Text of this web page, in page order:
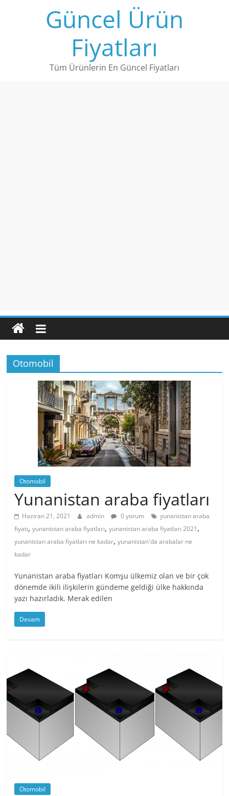
Güncel Ürün
Fiyatları
Tüm Ürünlerin En Güncel Fiyatları
Otomobil
Otomobil
Yunanistan araba fiyatları
Haziran 21, 2021 admin 0 yorum
yunanistan araba
fiyatı,yunanistan araba fiyatları,yunanistan araba fiyatları 2021,
yunanistan araba fiyatları ne kadar,yunanistan'da arabalar ne
kadar
Yunanistan araba fiyatları Komşu ülkemiz olan ve bir çok
dönemde ikili ilişkilerin gündeme geldiği ülke hakkında
yazı hazırladık. Merak edilen
Devam
Otomobil